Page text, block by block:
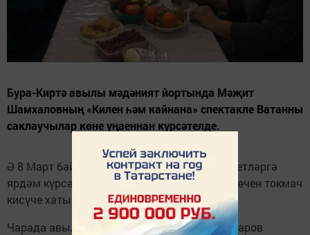
Бура-Киртә авылы мәдәният йортында Мәҗит
Шамхаловның «Килен һәм кайнана» спектакле Ватанны
саклаучылар көне уңаеннан күрсәтелде.
Ә 8 Март бәйрәменә мобилизацияләнгән егетләргә
ярдәм күрсәтүче, гуманитар ярдәм җибәрү өчен токмач
кисүче хатын-кызларны хөрмәтләделәр.
Чарада авыл җирлеге башлыгы Мөнир Туктаров